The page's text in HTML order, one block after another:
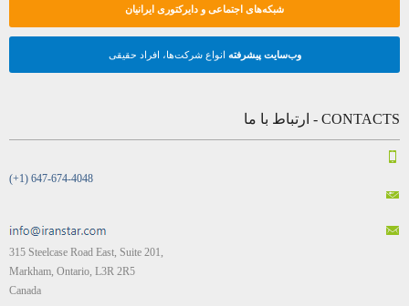
شبکه‌های اجتماعی و دایرکتوری ایرانیان
وب‌سایت پیشرفته انواع شرکت‌ها، افراد حقیقی
CONTACTS - ارتباط با ما
(+1) 647-674-4048
315 Steelcase Road East, Suite 201,
Markham, Ontario, L3R 2R5
Canada